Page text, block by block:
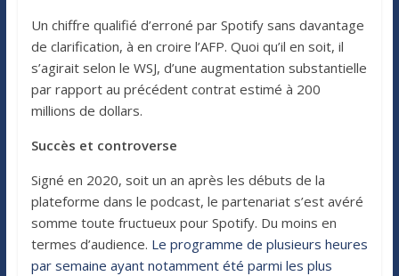
Un chiffre qualifié d’erroné par Spotify sans davantage
de clarification, à en croire l’AFP. Quoi qu’il en soit, il
s’agirait selon le WSJ, d’une augmentation substantielle
par rapport au précédent contrat estimé à 200
millions de dollars.
Succès et controverse
Signé en 2020, soit un an après les débuts de la
plateforme dans le podcast, le partenariat s’est avéré
somme toute fructueux pour Spotify. Du moins en
termes d’audience. Le programme de plusieurs heures
par semaine ayant notamment été parmi les plus